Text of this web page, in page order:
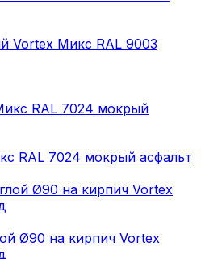
Vortex Микс RAL 9003
RAL 7024 мокрый асфальт
Ø90 на кирпич Vortex